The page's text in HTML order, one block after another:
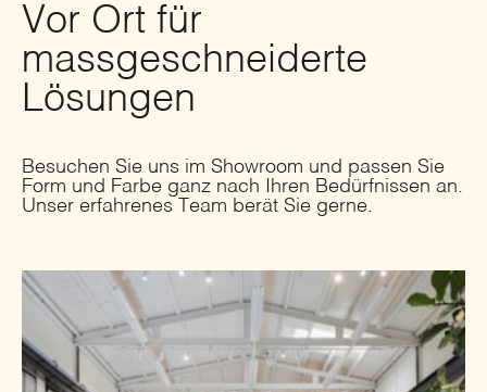
Vor Ort für
massgeschneiderte
Lösungen
Besuchen Sie uns im Showroom und passen Sie
Form und Farbe ganz nach Ihren Bedürfnissen an.
Unser erfahrenes Team berät Sie gerne.